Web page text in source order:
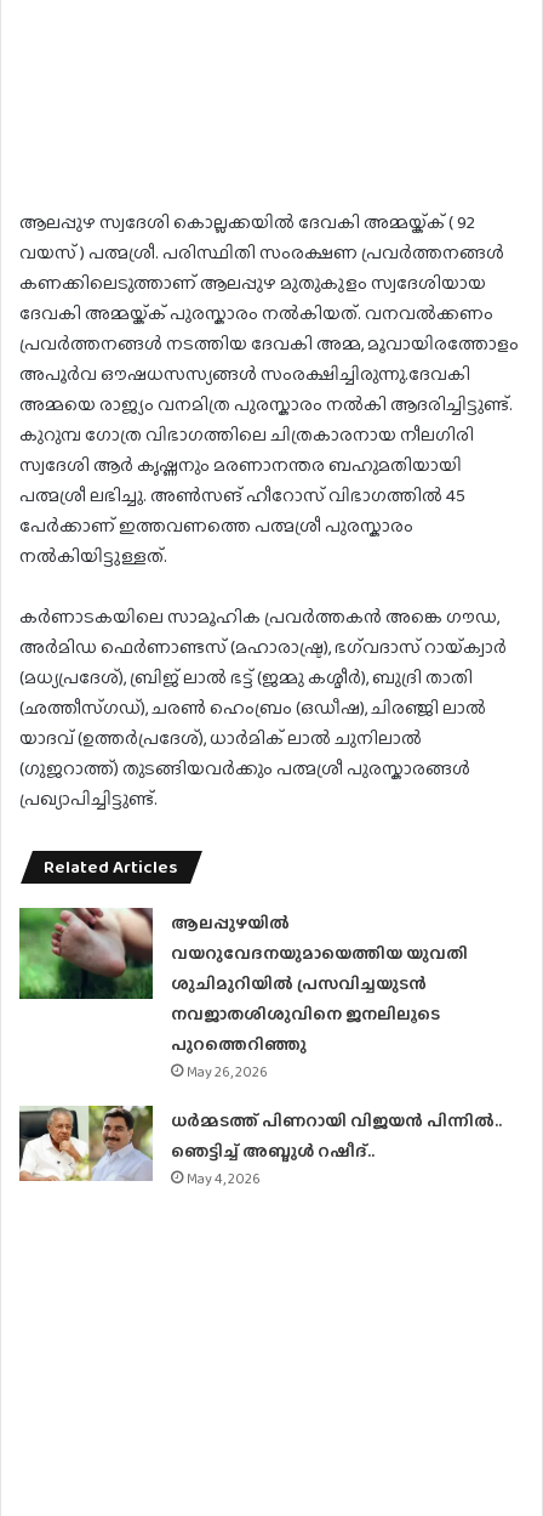
ആലപ്പുഴ സ്വദേശി കൊല്ലക്കയിൽ ദേവകി അമ്മയ്ക്ക് ( 92
വയസ് ) പത്മശ്രീ. പരിസ്ഥിതി സംരക്ഷണ പ്രവർത്തനങ്ങൾ
കണക്കിലെടുത്താണ് ആലപ്പുഴ മുതുകുളം സ്വദേശിയായ
ദേവകി അമ്മയ്ക്ക് പുരസ്കാരം നൽകിയത്. വനവൽക്കണം
പ്രവർത്തനങ്ങൾ നടത്തിയ ദേവകി അമ്മ, മൂവായിരത്തോളം
അപൂർവ ഔഷധസസ്യങ്ങൾ സംരക്ഷിച്ചിരുന്നു.ദേവകി
അമ്മയെ രാജ്യം വനമിത്ര പുരസ്കാരം നൽകി ആദരിച്ചിട്ടുണ്ട്.
കുറുമ്പ ഗോത്ര വിഭാഗത്തിലെ ചിത്രകാരനായ നീലഗിരി
സ്വദേശി ആർ കൃഷ്ണനും മരണാനന്തര ബഹുമതിയായി
പത്മശ്രീ ലഭിച്ചു. അൺസങ് ഹീറോസ് വിഭാഗത്തിൽ 45
പേർക്കാണ് ഇത്തവണത്തെ പത്മശ്രീ പുരസ്കാരം
നൽകിയിട്ടുള്ളത്.
കർണാടകയിലെ സാമൂഹിക പ്രവർത്തകൻ അങ്കെ ഗൗഡ,
അർമിഡ ഫെർണാണ്ടസ് (മഹാരാഷ്ട്ര), ഭഗ്‌വദാസ് റായ്‌ക്വാർ
(മധ്യപ്രദേശ്), ബ്രിജ് ലാൽ ഭട്ട് (ജമ്മു കശ്മീർ), ബുദ്രി താതി
(ഛത്തീസ്ഗഡ്), ചരൺ ഹെംബ്രം (ഒഡീഷ), ചിരഞ്ജി ലാൽ
യാദവ് (ഉത്തർപ്രദേശ്), ധാർമിക് ലാൽ ചുനിലാൽ
(ഗുജറാത്ത്) തുടങ്ങിയവർക്കും പത്മശ്രീ പുരസ്കാരങ്ങൾ
പ്രഖ്യാപിച്ചിട്ടുണ്ട്.
Related Articles
ആലപ്പുഴയിൽ
വയറുവേദനയുമായെത്തിയ യുവതി
ശുചിമുറിയിൽ പ്രസവിച്ചയുടൻ
നവജാതശിശുവിനെ ജനലിലൂടെ
പുറത്തെറിഞ്ഞു
May 26, 2026
ധര്‍മ്മടത്ത് പിണറായി വിജയന്‍ പിന്നില്‍..
ഞെട്ടിച്ച് അബ്ദുൾ റഷീദ്..
May 4, 2026